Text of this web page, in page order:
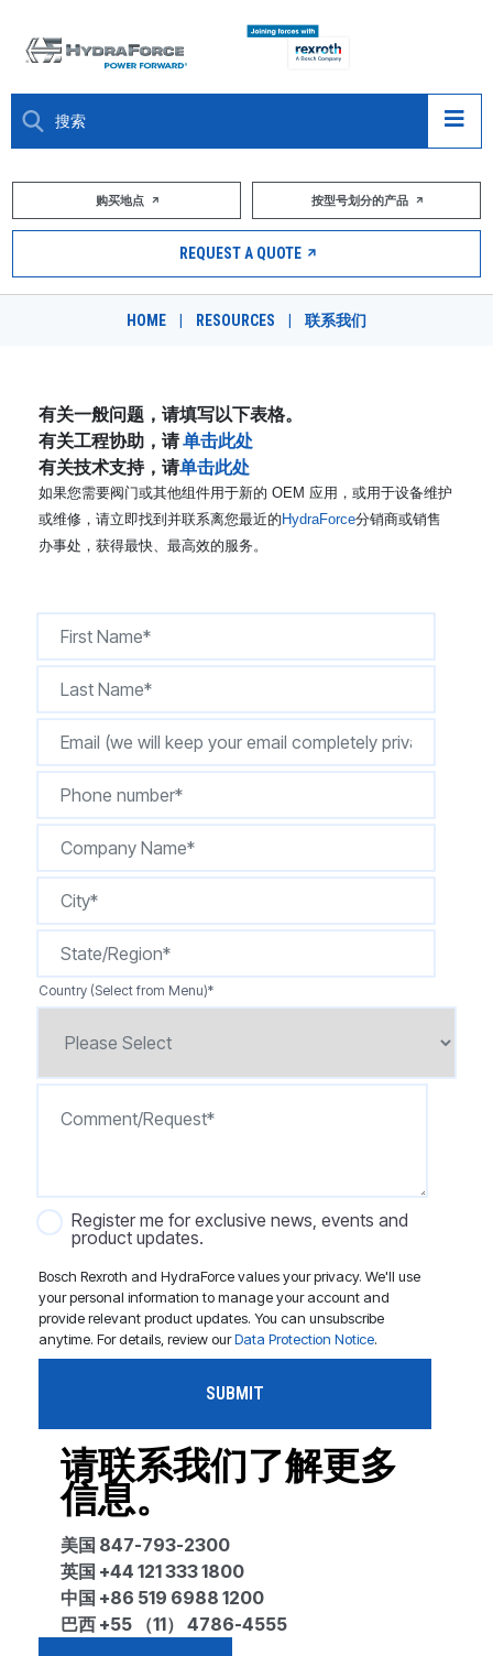
大约关于
市场
职业
DESIGN TOOLS
CONTACT
购买地点
购买地点 按型号划分的产品
REQUEST A QUOTE
HOME RESOURCES 联系我们
有关一般问题，请填写以下表格。
有关工程协助，请单击此处
有关技术支持，请单击此处
如果您需要阀门或其他组件用于新的 OEM 应用，或用于设备维护
或维修，请立即找到并联系离您最近的 HydraForce分销商或销售
办事处，获得最快、最高效的服务。
Country (Select from Menu)*
Register me for exclusive news, events and
product updates.
Bosch Rexroth and HydraForce values your privacy. We'll use
your personal information to manage your account and
provide relevant product updates. You can unsubscribe
anytime. For details, review ourData Protection Notice.
请联系我们了解更多
信息。
美国 847-793-2300
英国 +44 121 333 1800
中国 +86 519 6988 1200
巴西 +55 （11） 4786-4555